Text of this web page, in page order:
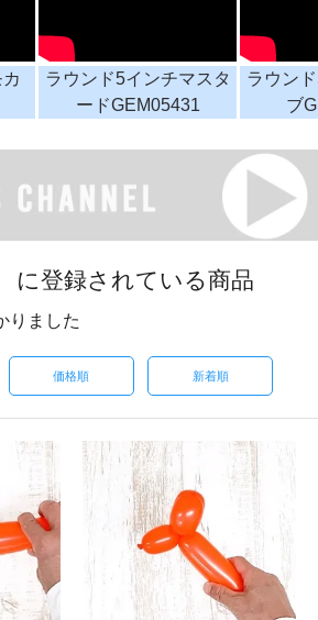
ラウンド5インチマスタ
ードGEM05431
ラウン
ブ
に登録されている商品
りました
価格順 新着順